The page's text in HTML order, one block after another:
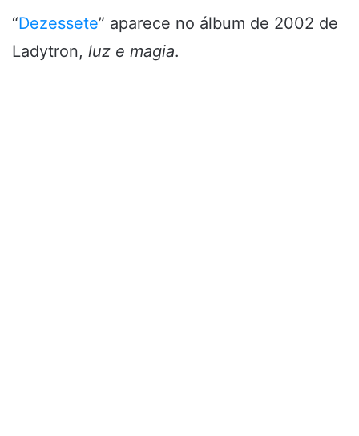
“Dezessete” aparece no álbum de 2002 de
Ladytron, luz e magia.